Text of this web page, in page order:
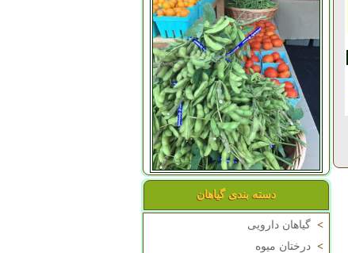
دسته بندی گیاهان
> گیاهان دارویی
> درختان میوه